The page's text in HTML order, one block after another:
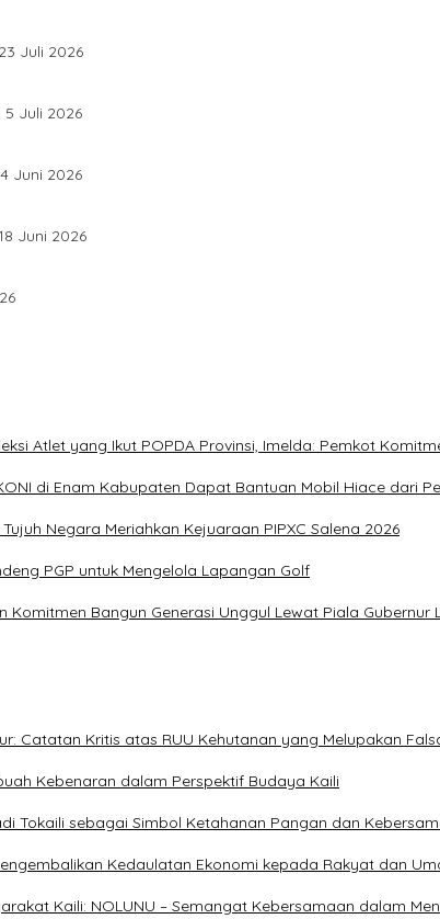
Juli 2026
5 Juli 2026
Juni 2026
Juni 2026
Atlet yang Ikut POPDA Provinsi, Imelda: Pemkot
di Enam Kabupaten Dapat Bantuan Mobil Hiace dari
Negara Meriahkan Kejuaraan PIPXC Salena 2026
PGP untuk Mengelola Lapangan Golf
Komitmen Bangun Generasi Unggul Lewat Piala Gubernur
Catatan Kritis atas RUU Kehutanan yang Melupakan
Kebenaran dalam Perspektif Budaya Kaili
Tokaili sebagai Simbol Ketahanan Pangan dan
Kedaulatan Ekonomi kepada Rakyat dan
Kaili: NOLUNU – Semangat Kebersamaan dalam